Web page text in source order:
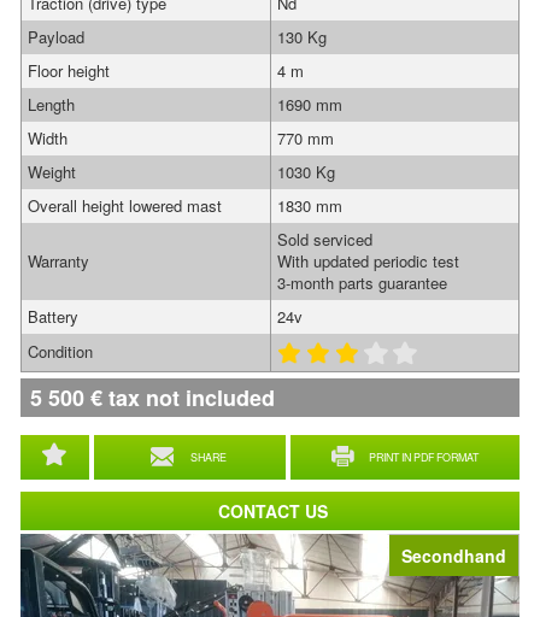
Secondhand
SHARE PRINT IN PDF FORMAT
Payload
130 Kg
Floor height
4 m
Length
1690 mm
Width
770 mm
Weight
1030 Kg
Overall height lowered mast
1830 mm
Warranty
Sold serviced
With updated periodic test
3-month parts guarantee
Battery
24v
Condition
5 500€tax not included
CONTACT US